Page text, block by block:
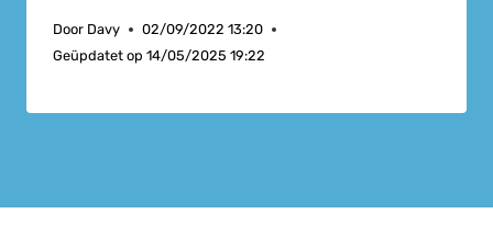
Door Davy
02/09/2022 13:20
Geüpdatet op 14/05/2025 19:22